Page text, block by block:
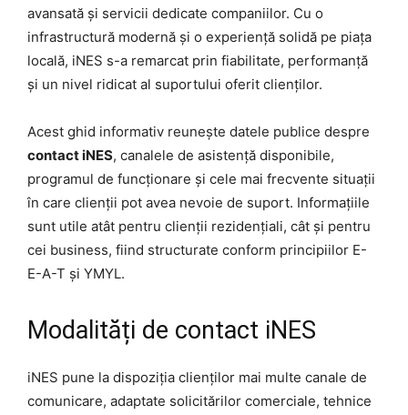
avansată și servicii dedicate companiilor. Cu o
infrastructură modernă și o experiență solidă pe piața
locală, iNES s-a remarcat prin fiabilitate, performanță
și un nivel ridicat al suportului oferit clienților.
Acest ghid informativ reunește datele publice despre
contact iNES, canalele de asistență disponibile,
programul de funcționare și cele mai frecvente situații
în care clienții pot avea nevoie de suport. Informațiile
sunt utile atât pentru clienții rezidențiali, cât și pentru
cei business, fiind structurate conform principiilor E-
E-A-T și YMYL.
Modalități de contact iNES
iNES pune la dispoziția clienților mai multe canale de
comunicare, adaptate solicitărilor comerciale, tehnice